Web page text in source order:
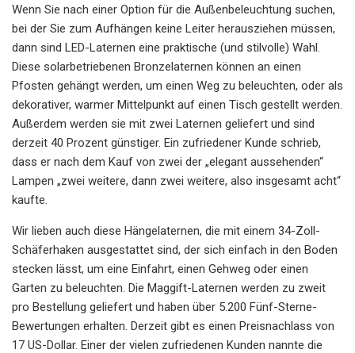
Wenn Sie nach einer Option für die Außenbeleuchtung suchen,
bei der Sie zum Aufhängen keine Leiter herausziehen müssen,
dann sind LED-Laternen eine praktische (und stilvolle) Wahl.
Diese solarbetriebenen Bronzelaternen können an einen
Pfosten gehängt werden, um einen Weg zu beleuchten, oder als
dekorativer, warmer Mittelpunkt auf einen Tisch gestellt werden.
Außerdem werden sie mit zwei Laternen geliefert und sind
derzeit 40 Prozent günstiger. Ein zufriedener Kunde schrieb,
dass er nach dem Kauf von zwei der „elegant aussehenden“
Lampen „zwei weitere, dann zwei weitere, also insgesamt acht“
kaufte.
Wir lieben auch diese Hängelaternen, die mit einem 34-Zoll-
Schäferhaken ausgestattet sind, der sich einfach in den Boden
stecken lässt, um eine Einfahrt, einen Gehweg oder einen
Garten zu beleuchten. Die Maggift-Laternen werden zu zweit
pro Bestellung geliefert und haben über 5.200 Fünf-Sterne-
Bewertungen erhalten. Derzeit gibt es einen Preisnachlass von
17 US-Dollar. Einer der vielen zufriedenen Kunden nannte die